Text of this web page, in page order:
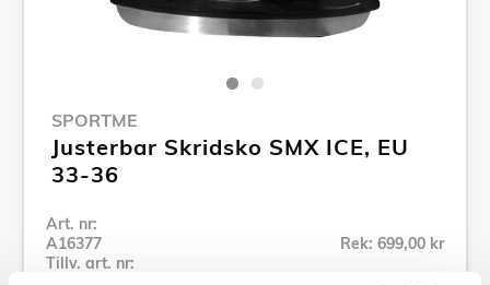
SPORTME
Justerbar Skridsko SMX ICE, EU
33-36
Art. nr:
A16377
Tillv. art. nr:
Rek: 699,00 kr